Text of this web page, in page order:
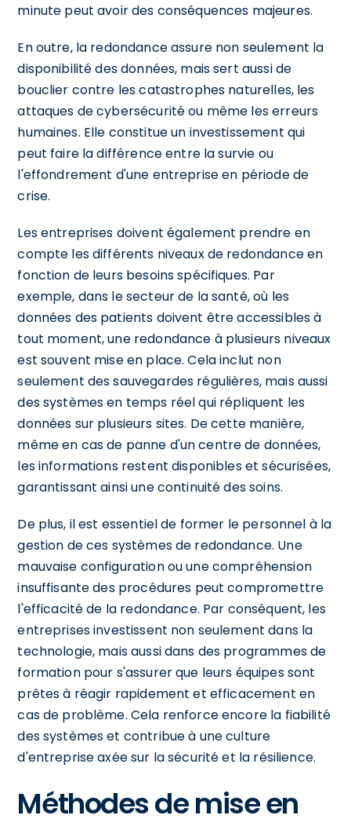
minute peut avoir des conséquences majeures.
En outre, la redondance assure non seulement la
disponibilité des données, mais sert aussi de
bouclier contre les catastrophes naturelles, les
attaques de cybersécurité ou même les erreurs
humaines. Elle constitue un investissement qui
peut faire la différence entre la survie ou
l'effondrement d'une entreprise en période de
crise.
Les entreprises doivent également prendre en
compte les différents niveaux de redondance en
fonction de leurs besoins spécifiques. Par
exemple, dans le secteur de la santé, où les
données des patients doivent être accessibles à
tout moment, une redondance à plusieurs niveaux
est souvent mise en place. Cela inclut non
seulement des sauvegardes régulières, mais aussi
des systèmes en temps réel qui répliquent les
données sur plusieurs sites. De cette manière,
même en cas de panne d'un centre de données,
les informations restent disponibles et sécurisées,
garantissant ainsi une continuité des soins.
De plus, il est essentiel de former le personnel à la
gestion de ces systèmes de redondance. Une
mauvaise configuration ou une compréhension
insuffisante des procédures peut compromettre
l'efficacité de la redondance. Par conséquent, les
entreprises investissent non seulement dans la
technologie, mais aussi dans des programmes de
formation pour s'assurer que leurs équipes sont
prêtes à réagir rapidement et efficacement en
cas de problème. Cela renforce encore la fiabilité
des systèmes et contribue à une culture
d'entreprise axée sur la sécurité et la résilience.
Méthodes de mise en